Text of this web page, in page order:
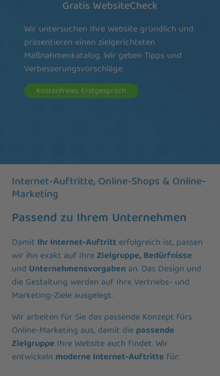
Gratis WebsiteCheck
Wir untersuchen Ihre Website gründlich und
präsentieren einen zielgerichteten
Maßnahmenkatalog. Wir geben Tipps und
Verbesserungsvorschläge.
Kostenfreies Erstgespräch
Internet-Auftritte, Online-Shops & Online-
Marketing
Passend zu Ihrem Unternehmen
Damit Ihr Internet-Auftritterfolgreich ist, passen
wir ihn exakt auf IhreZielgruppe, Bedürfnisse
und Unternehmensvorgabenan. Das Design und
die Gestaltung werden auf Ihre Vertriebs- und
Marketing-Ziele ausgelegt.
Wir arbeiten für Sie das passende Konzept fürs
Online-Marketing aus, damit diepassende
Zielgruppe Ihre Website auch findet. Wir
entwickeln moderne Internet-Auftritte für: